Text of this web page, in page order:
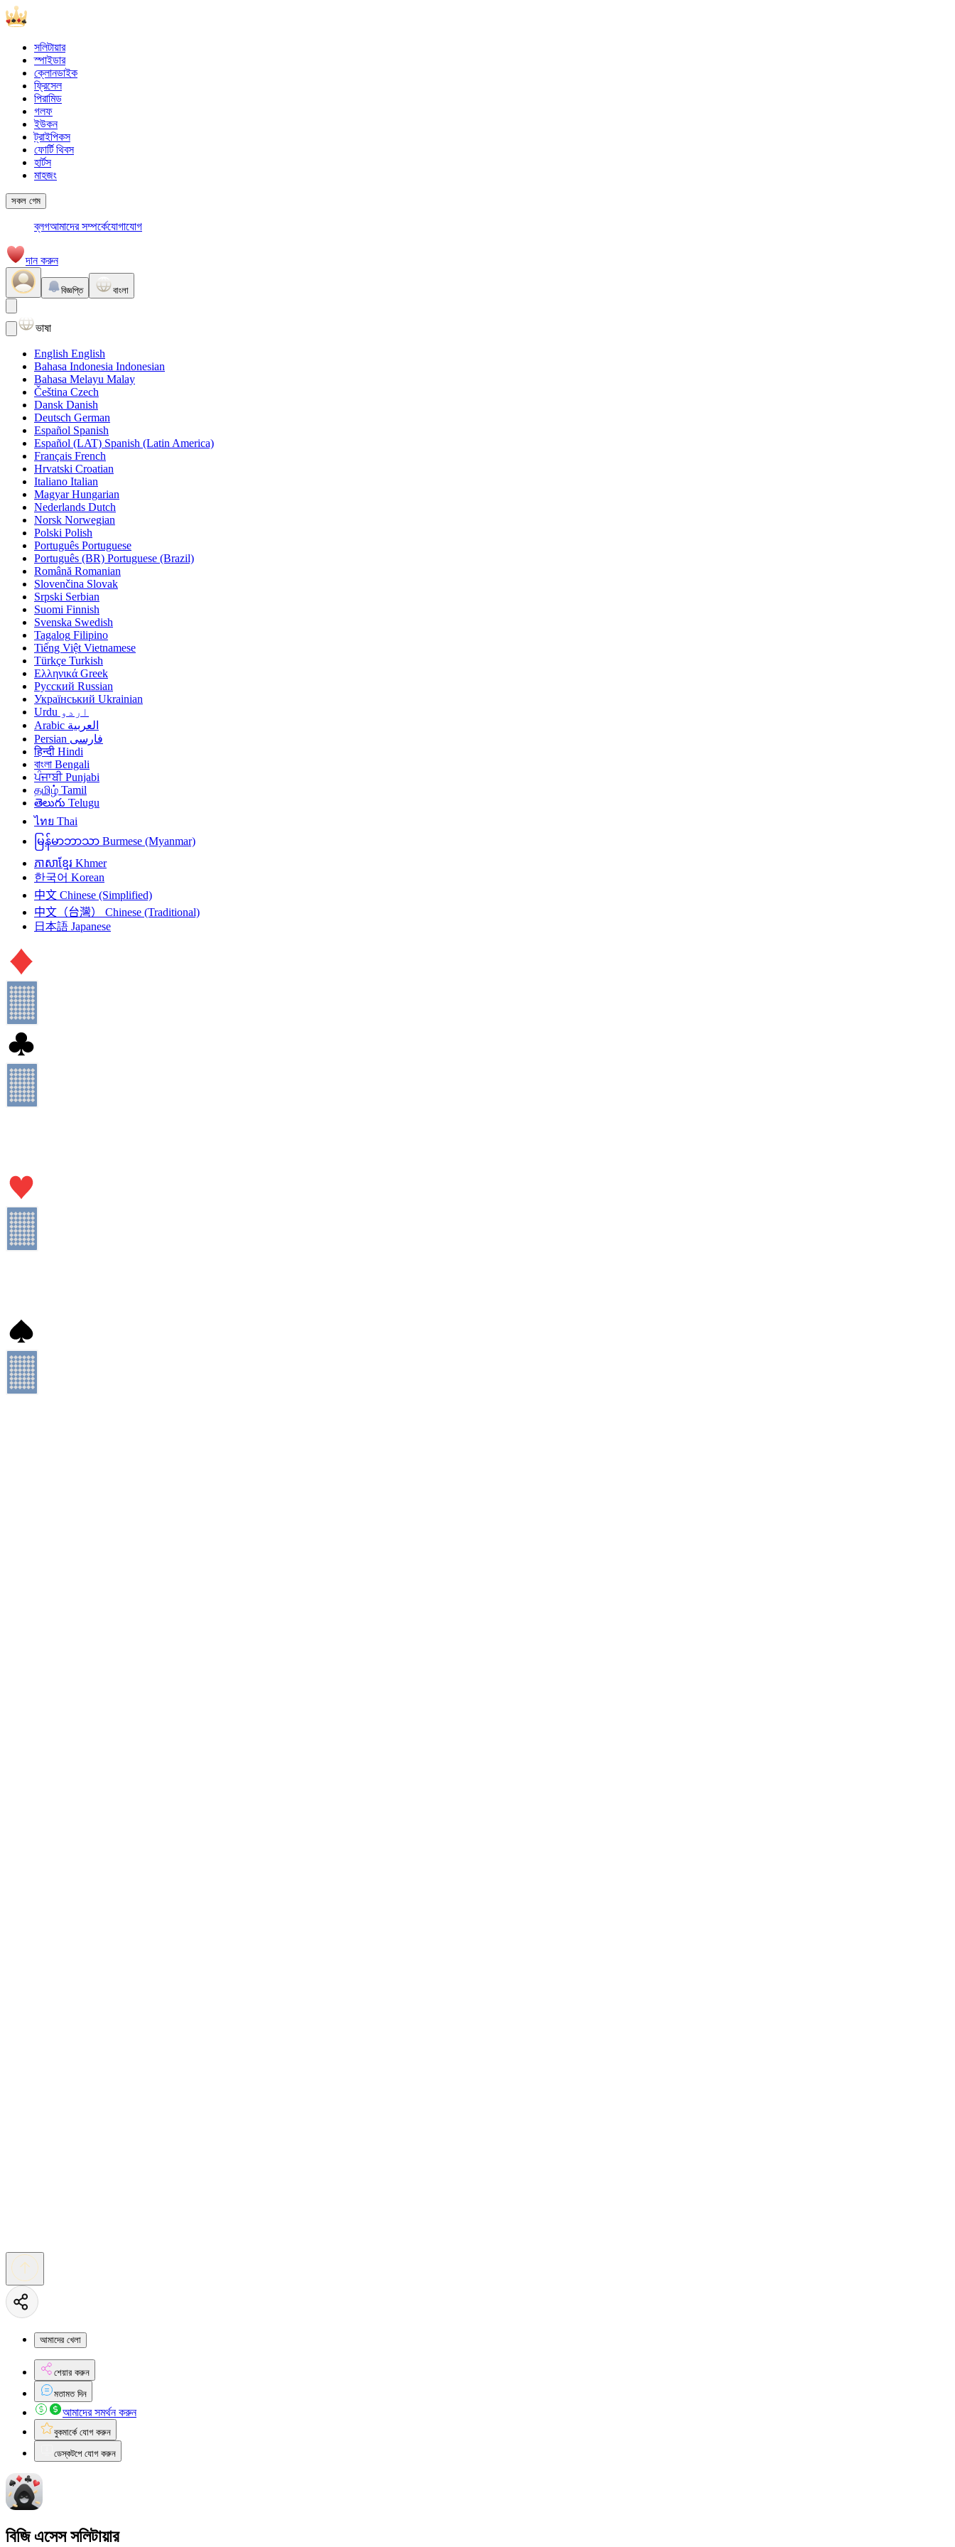
সলিটায়ার
স্পাইডার
ক্লোনডাইক
ফ্রিসেল
পিরামিড
গলফ
ইউকন
ট্রাইপিকস
ফোর্টি থিবস
হার্টস
মাহজং
সকল গেম
ব্লগআমাদের সম্পর্কেযোগাযোগ
দান করুন
বিজ্ঞপ্তি বাংলা
ভাষা
English English
Bahasa Indonesia Indonesian
Bahasa Melayu Malay
Čeština Czech
Dansk Danish
Deutsch German
Español Spanish
Español (LAT) Spanish (Latin America)
Français French
Hrvatski Croatian
Italiano Italian
Magyar Hungarian
Nederlands Dutch
Norsk Norwegian
Polski Polish
Português Portuguese
Português (BR) Portuguese (Brazil)
Română Romanian
Slovenčina Slovak
Srpski Serbian
Suomi Finnish
Svenska Swedish
Tagalog Filipino
Tiếng Việt Vietnamese
Türkçe Turkish
Ελληνικά Greek
Русский Russian
Український Ukrainian
اردو Urdu
العربية Arabic
فارسی Persian
हिन्दी Hindi
বাংলা Bengali
ਪੰਜਾਬੀ Punjabi
தமிழ் Tamil
తెలుగు Telugu
ไทย Thai
မြန်မာဘာသာ Burmese (Myanmar)
ភាសាខ្មែរ Khmer
한국어 Korean
中文 Chinese (Simplified)
中文（台灣）
Chinese (Traditional)
日本語 Japanese
আমাদের খেলা
শেয়ার করুন
মতামত দিন
আমাদের সমর্থন করুন
বুকমার্কে যোগ করুন
ডেস্কটপে যোগ করুন
বিজি এসেস সলিটায়ার